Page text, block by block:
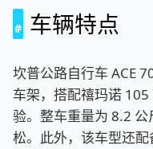
车辆特点
坎普公路自行车 ACE
车架，搭配禧玛诺
验。整车重量为 8.2
松。此外，该车型还